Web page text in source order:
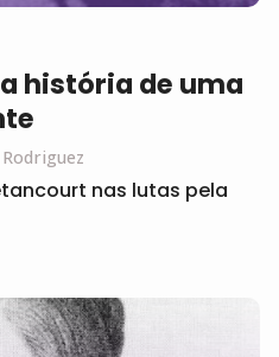
história de uma
nas lutas pela